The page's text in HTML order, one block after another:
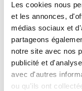
Les cookies nous
et les annonces,
médias sociaux et
partageons
notre site avec nos
publicité et
avec d'autres
ou qu'ils ont